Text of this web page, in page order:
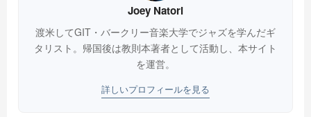
Joey Natori
渡米してGIT・バークリー音楽大学でジャズを学んだギ
タリスト。帰国後は教則本著者として活動し、本サイト
を運営。
詳しいプロフィールを見る